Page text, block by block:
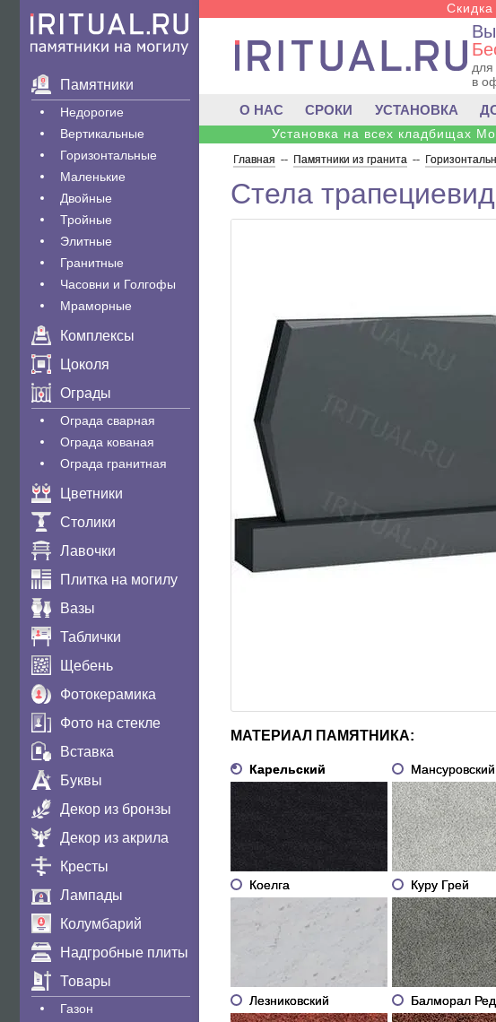
Памятники
Недорогие
Вертикальные
Горизонтальные
Маленькие
Двойные
Тройные
Элитные
Гранитные
Часовни и Голгофы
Мраморные
Комплексы
Цоколя
Ограды
Ограда сварная
Ограда кованая
Ограда гранитная
Цветники
Столики
Лавочки
Плитка на могилу
Вазы
Таблички
Щебень
Фотокерамика
Фото на стекле
Вставка
Буквы
Декор из бронзы
Декор из акрила
Кресты
Лампады
Колумбарий
Надгробные плиты
Товары
Газон
в
О НАС СРОКИ УСТАНОВКА
Установка на всех кладбищах
Главная -- Памятники из гранита --
Стела
МАТЕРИАЛ ПАМЯТНИКА:
Карельский Мансуровский
Коелга Куру Грей
Лезниковский Балморал Ред